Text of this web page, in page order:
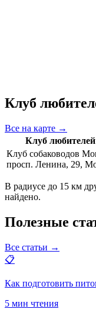
Клуб
Все на карте →
Клуб
Клуб собаководов
просп. Ленина, 29,
В радиусе до 15 км
найдено.
Полезные
Все статьи →
📋
Как подготовить
5 мин чтения